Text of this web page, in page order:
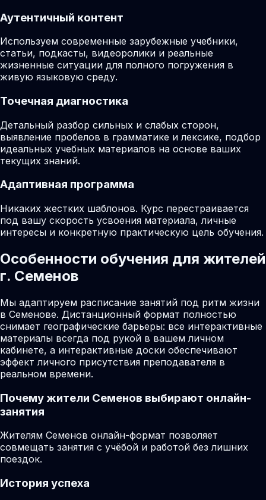
Аутентичный контент
Используем современные зарубежные учебники,
статьи, подкасты, видеоролики и реальные
жизненные ситуации для полного погружения в
живую языковую среду.
Точечная диагностика
Детальный разбор сильных и слабых сторон,
выявление пробелов в грамматике и лексике, подбор
идеальных учебных материалов на основе ваших
текущих знаний.
Адаптивная программа
Никаких жестких шаблонов. Курс перестраивается
под вашу скорость усвоения материала, личные
интересы и конкретную практическую цель обучения.
Особенности обучения для жителей
г. Семенов
Мы адаптируем расписание занятий под ритм жизни
в Семенове. Дистанционный формат полностью
снимает географические барьеры: все интерактивные
материалы всегда под рукой в вашем личном
кабинете, а интерактивные доски обеспечивают
эффект личного присутствия преподавателя в
реальном времени.
Почему жители Семенов выбирают онлайн-
занятия
Жителям Семенов онлайн-формат позволяет
совмещать занятия с учёбой и работой без лишних
поездок.
История успеха